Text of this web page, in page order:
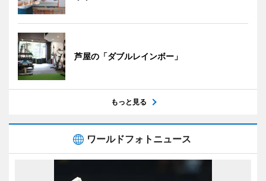
芦屋の「ダブルレインボー」
もっと見る
ワールドフォトニュース